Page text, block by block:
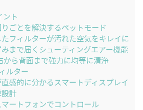
ント
ごとを解決するペットモード
フィルターが汚れた空気をキレイに
まで届くシューティングエアー機能
ら背面まで強力に均等に清浄
ルター
感的に分かるスマートディスプレイ
計
ートフォンでコントロール